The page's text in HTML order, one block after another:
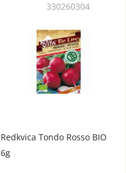
Redkvica Tondo Rosso BIO
6g
330260304